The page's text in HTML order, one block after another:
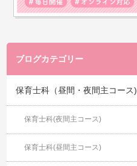
ブログカテゴリー
保育士科（昼間・夜間主コース)
保育士科(夜間主コース)
保育士科(昼間主コース)